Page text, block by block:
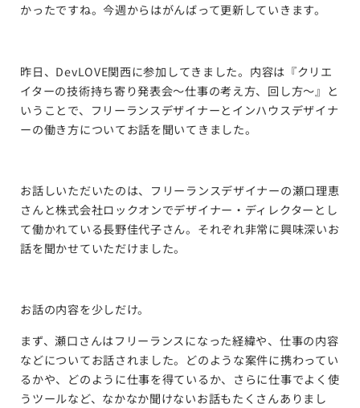
かったですね。今週からはがんばって更新していきます。
昨日、DevLOVE関西に参加してきました。内容は『クリエ
イターの技術持ち寄り発表会～仕事の考え方、回し方～』と
いうことで、フリーランスデザイナーとインハウスデザイナ
ーの働き方についてお話を聞いてきました。
お話しいただいたのは、フリーランスデザイナーの瀬口理恵
さんと株式会社ロックオンでデザイナー・ディレクターとし
て働かれている長野佳代子さん。それぞれ非常に興味深いお
話を聞かせていただけました。
お話の内容を少しだけ。
まず、瀬口さんはフリーランスになった経緯や、仕事の内容
などについてお話されました。どのような案件に携わってい
るかや、どのように仕事を得ているか、さらに仕事でよく使
うツールなど、なかなか聞けないお話もたくさんありまし